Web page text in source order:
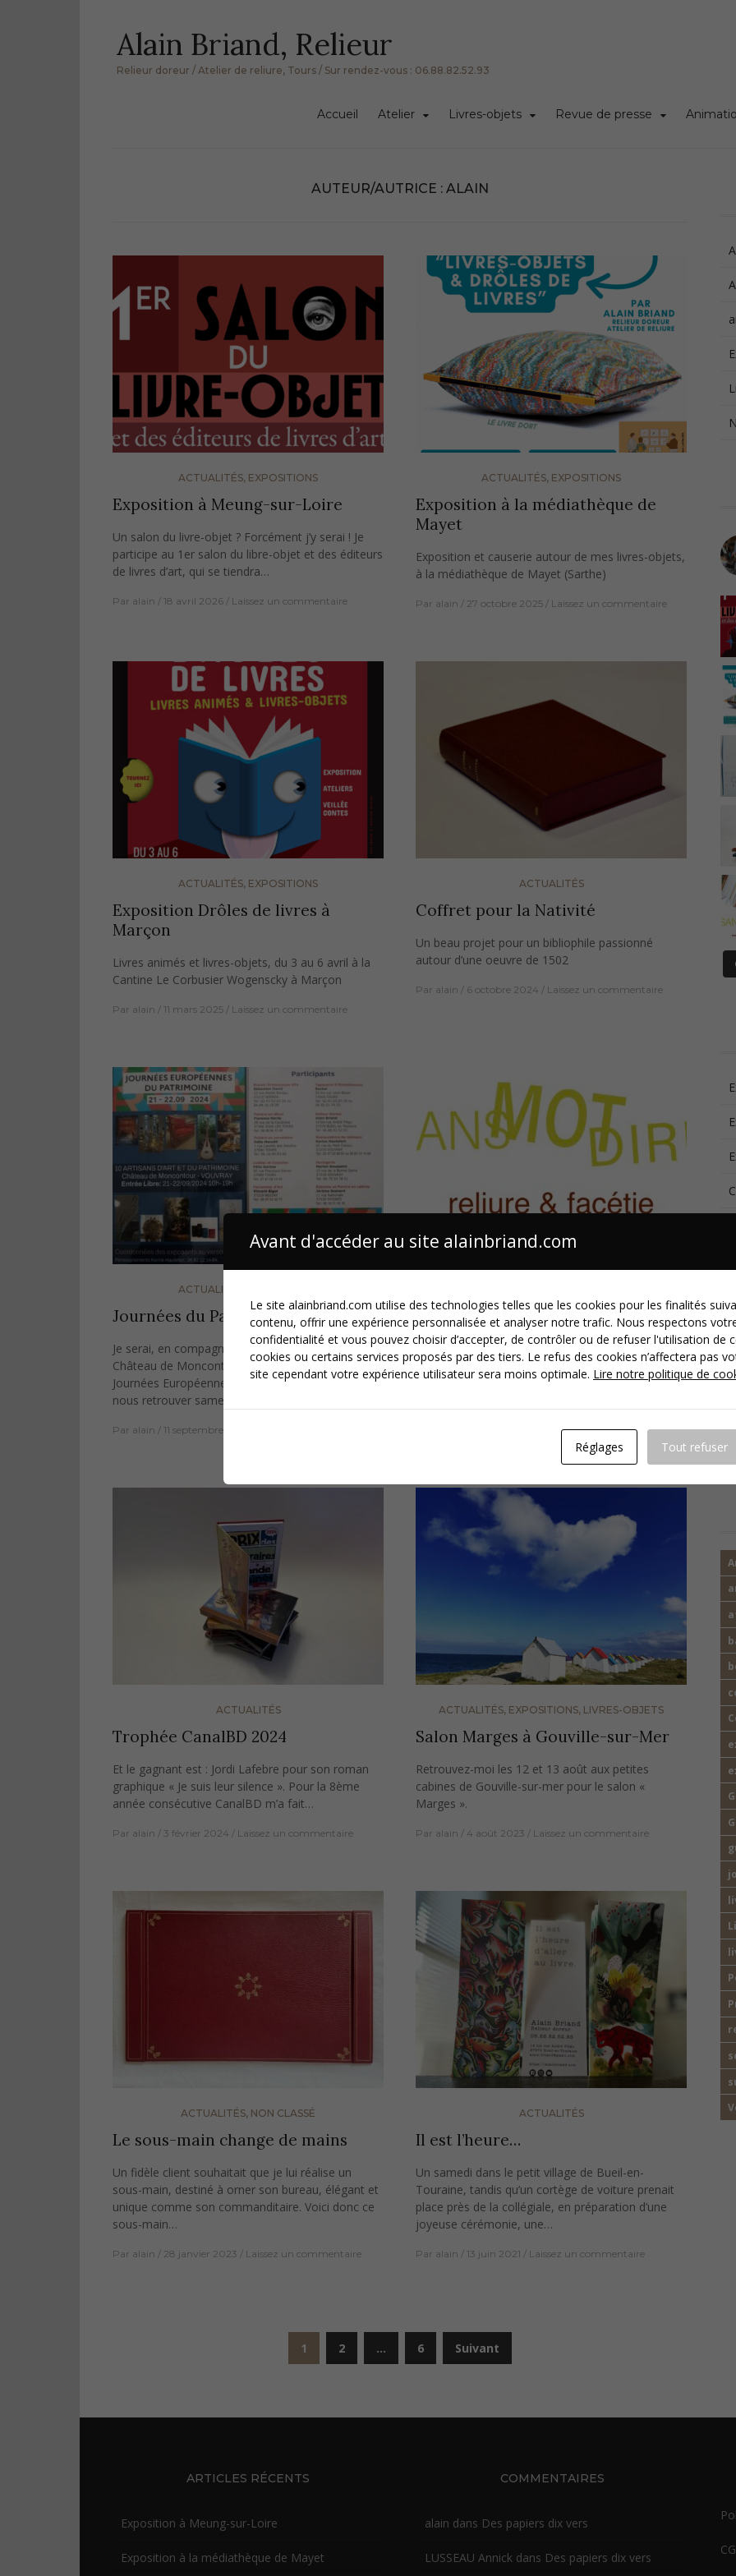
content
Alain Briand, Relieur
Relieur doreur / Atelier de reliure, Tours / Sur rendez-vous : 06.88.82.52.93
Accueil Atelier Livres-objets Revue de presse
AUTEUR/AUTRICE : ALAIN
ACTUALITÉS, EXPOSITIONS
Exposition à Meung-sur-Loire
Un salon du livre-objet ? Forcément j’y serai ! Je
participe au 1er salon du libre-objet et des éditeurs
de livres d’art, qui se tiendra…
Par alain 18 avril 2026 Laissez un commentaire
ACTUALITÉS, EXPOSITIONS
Exposition à la médiathèque de
Mayet
Exposition et causerie autour de mes livres-objets,
à la médiathèque de Mayet (Sarthe)
Par alain 27 octobre 2025 Laissez un commentaire
ACTUALITÉS, EXPOSITIONS
Exposition Drôles de livres à
Marçon
Livres animés et livres-objets, du 3 au 6 avril à la
Cantine Le Corbusier Wogenscky à Marçon
Par alain 11 mars 2025 Laissez un commentaire
ACTUALITÉS
Coffret pour la Nativité
Un beau projet pour un bibliophile passionné
autour d’une oeuvre de 1502
Par alain 6 octobre 2024 Laissez un commentaire
ACTUALITÉS
Journées du Patrimoine 2024
Je serai, en compagnie de 7 autres artisans, au
Château de Moncontour à Vouvray, pour les
Journées Européennes du Patrimoine 2024. Venez
nous retrouver samedi…
Par alain 11 septembre 2024
Exposition solo à Bruxelles
SansMotDire, exposition de mes livres-objets à
Bruxelles du 25 mai au 6 juillet 2024
ACTUALITÉS
Trophée CanalBD 2024
Et le gagnant est : Jordi Lafebre pour son roman
graphique « Je suis leur silence ». Pour la 8ème
année consécutive CanalBD m’a fait…
Par alain 3 février 2024 Laissez un commentaire
ACTUALITÉS, EXPOSITIONS, LIVRES-OBJETS
Salon Marges à Gouville-sur-Mer
Retrouvez-moi les 12 et 13 août aux petites
cabines de Gouville-sur-mer pour le salon «
Marges ».
Par alain 4 août 2023 Laissez un commentaire
ACTUALITÉS, NON CLASSÉ
Le sous-main change de mains
Un fidèle client souhaitait que je lui réalise un
sous-main, destiné à orner son bureau, élégant et
unique comme son commanditaire. Voici donc ce
sous-main…
Par alain 28 janvier 2023 Laissez un commentaire
ACTUALITÉS
Il est l’heure…
Un samedi dans le petit village de Bueil-en-
Touraine, tandis qu’un cortège de voiture prenait
place près de la collégiale, en préparation d’une
joyeuse cérémonie, une…
Par alain 13 juin 2021 Laissez un commentaire
1 2 … 6 Suivant
ARTICLES RÉCENTS
Exposition à Meung-sur-Loire
Exposition à la médiathèque de Mayet
COMMENTAIRES
alain dans Des papiers dix vers
LUSSEAU Annick dans Des papiers dix vers
Avant d'accéder au site alainbriand.com
Le site alainbriand.com utilise des technologies telles que les cookies pour les finalités
contenu, offrir une expérience personnalisée et analyser notre trafic. Nous respectons
confidentialité et vous pouvez choisir d’accepter, de contrôler ou de refuser l'utilisation de
cookies ou certains services proposés par des tiers. Le refus des cookies n’affectera pas
site cependant votre expérience utilisateur sera moins optimale. Lire notre politique de
Réglages Tout refuser